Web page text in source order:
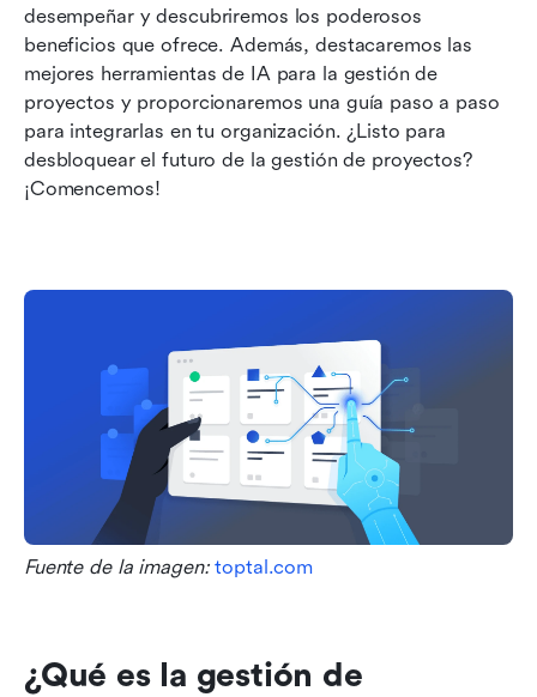
desempeñar y descubriremos los poderosos
beneficios que ofrece. Además, destacaremos las
mejores herramientas de IA para la gestión de
proyectos y proporcionaremos una guía paso a paso
para integrarlas en tu organización. ¿Listo para
desbloquear el futuro de la gestión de proyectos?
¡Comencemos!
Fuente de la imagen: toptal.com
¿Qué es la gestión de